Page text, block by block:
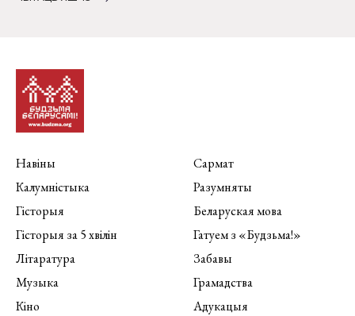
Навіны
Калумністыка
Гісторыя
Гісторыя за 5 хвілін
Літаратура
Музыка
Кіно
Сармат
Разумняты
Беларуская мова
Гатуем з «Будзьма!»
Забавы
Грамадства
Адукацыя